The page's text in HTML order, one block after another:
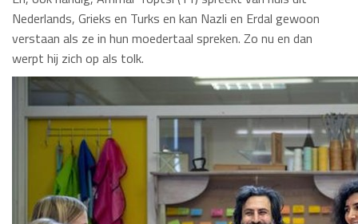
Nederlands, Grieks en Turks en kan Nazli en Erdal gewoon
verstaan als ze in hun moedertaal spreken. Zo nu en dan
werpt hij zich op als tolk.